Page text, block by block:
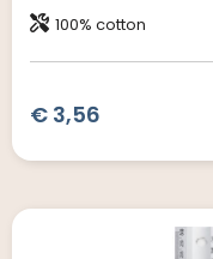
100% cotton
€ 3,56